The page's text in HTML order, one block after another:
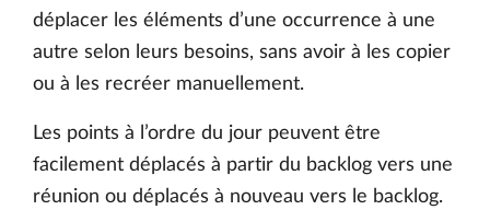
déplacer les éléments d’une occurrence à une
autre selon leurs besoins, sans avoir à les copier
ou à les recréer manuellement.
Les points à l’ordre du jour peuvent être
facilement déplacés à partir du backlog vers une
réunion ou déplacés à nouveau vers le backlog.